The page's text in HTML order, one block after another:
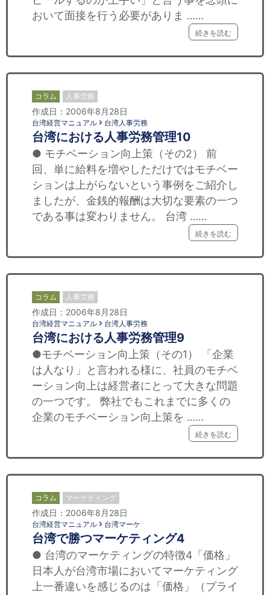
おいて面接を行う必要がありま ……
続きを読む
コラム 人事労務
作成日：2006年8月28日
台湾経営マニュアル 台湾人事労務
台湾における人事労務管理10
● モチベーション向上策（その2） 前
回、単に給料を増やしただけではモチベー
ションは上がらないという事例をご紹介し
ましたが、金銭的報酬は大切な要素の一つ
である事は変わりません。 台湾 ……
続きを読む
コラム 人事労務
作成日：2006年8月28日
台湾経営マニュアル 台湾人事労務
台湾における人事労務管理9
●モチベーション向上策（その1） 「企業
は人なり」と言われる様に、社員のモチベ
ーション向上は経営者にとって大きな問題
の一つです。 弊社でもこれまでに多くの
企業のモチベーション向上策を ……
続きを読む
コラム マーケティング
作成日：2006年8月28日
台湾経営マニュアル 台湾マーケ
台湾で勝つマーケティング4
● 台湾のマーケティングの特徴4「価格」
日本人が台湾市場においてマーケティング
上一番違いを感じるのは「価格」（プライ